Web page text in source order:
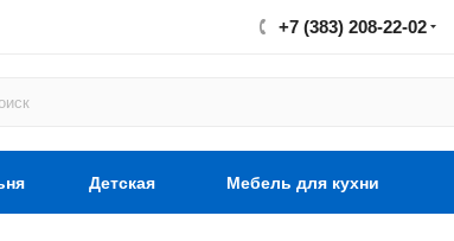
+7 (383) 208-22-02
Детская Мебель для кухни